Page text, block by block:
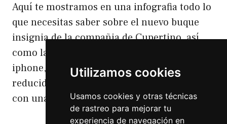
Utilizamos cookies
Usamos cookies y otras técnicas
de rastreo para mejorar tu
experiencia de navegación en
Aquí te mostramos en una infografia todo lo
que necesitas saber sobre el nuevo buque
insignia de la compañia de Cupertino, así
como la versión reducida de precio del
iphone, aunque mas que una versión
reducida de precio parece más un iphone 5
con una carcasa de plastico barato